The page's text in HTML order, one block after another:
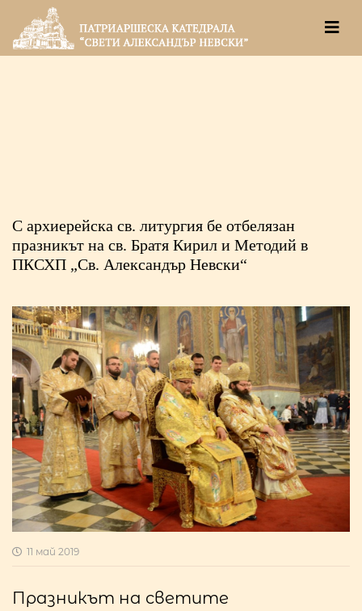
С архиерейска св. литургия бе отбелязан
празникът на св. Братя Кирил и Методий в
ПКСХП „Св. Александър Невски“
11 май 2019
Празникът на светите